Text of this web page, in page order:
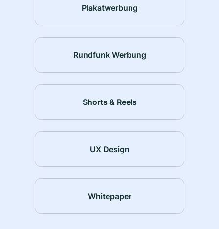
Plakatwerbung
Rundfunk Werbung
Shorts & Reels
UX Design
Whitepaper